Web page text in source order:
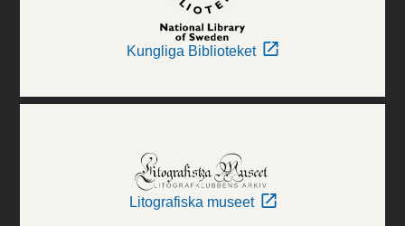
Kungliga Biblioteket
Litografiska museet